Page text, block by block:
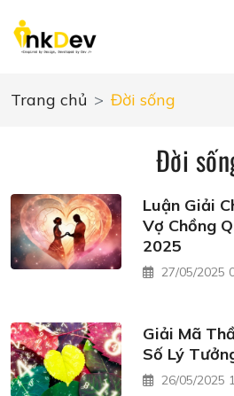
Trang chủ Đời sống
Đời
Luận Giải
Vợ Chồng
2025
27/05/2025
Giải Mã
Số Lý
26/05/2025